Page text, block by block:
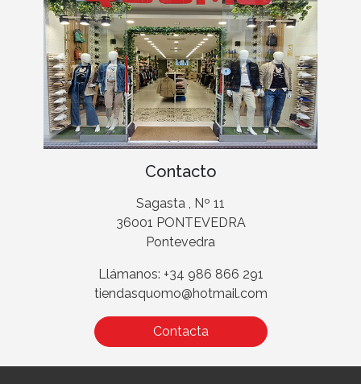
Contacto
Sagasta , Nº 11
36001 PONTEVEDRA
Pontevedra
Llámanos: +34 986 866 291
tiendasquomo@hotmail.com
Contacta